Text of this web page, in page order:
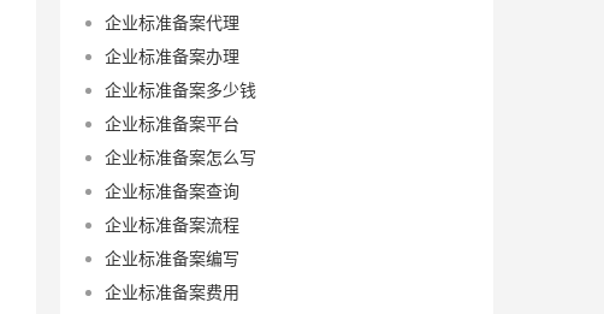
企业标准备案代理
企业标准备案办理
企业标准备案多少钱
企业标准备案平台
企业标准备案怎么写
企业标准备案查询
企业标准备案流程
企业标准备案编写
企业标准备案费用